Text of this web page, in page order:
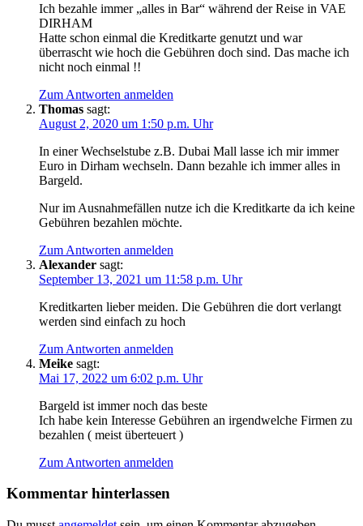
Ich bezahle immer „alles in Bar“ während der Reise in VAE
DIRHAM
Hatte schon einmal die Kreditkarte genutzt und war
überrascht wie hoch die Gebühren doch sind. Das mache ich
nicht noch einmal !!
Zum Antworten anmelden
Thomas sagt:
August 2, 2020 um 1:50 p.m. Uhr
In einer Wechselstube z.B. Dubai Mall lasse ich mir immer
Euro in Dirham wechseln. Dann bezahle ich immer alles in
Bargeld.
Nur im Ausnahmefällen nutze ich die Kreditkarte da ich keine
Gebühren bezahlen möchte.
Zum Antworten anmelden
Alexander sagt:
September 13, 2021 um 11:58 p.m. Uhr
Kreditkarten lieber meiden. Die Gebühren die dort verlangt
werden sind einfach zu hoch
Zum Antworten anmelden
Meike sagt:
Mai 17, 2022 um 6:02 p.m. Uhr
Bargeld ist immer noch das beste
Ich habe kein Interesse Gebühren an irgendwelche Firmen zu
bezahlen ( meist überteuert )
Zum Antworten anmelden
Kommentar hinterlassen